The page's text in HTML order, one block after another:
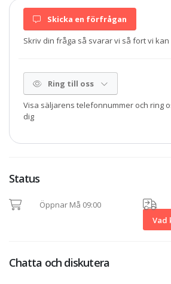
Skicka en förfrågan
Skriv din fråga så svarar vi så fort vi kan
Ring till oss
Visa säljarens telefonnummer och ring
dig
Status
Öppnar Må 09:00
Vad
Chatta och diskutera